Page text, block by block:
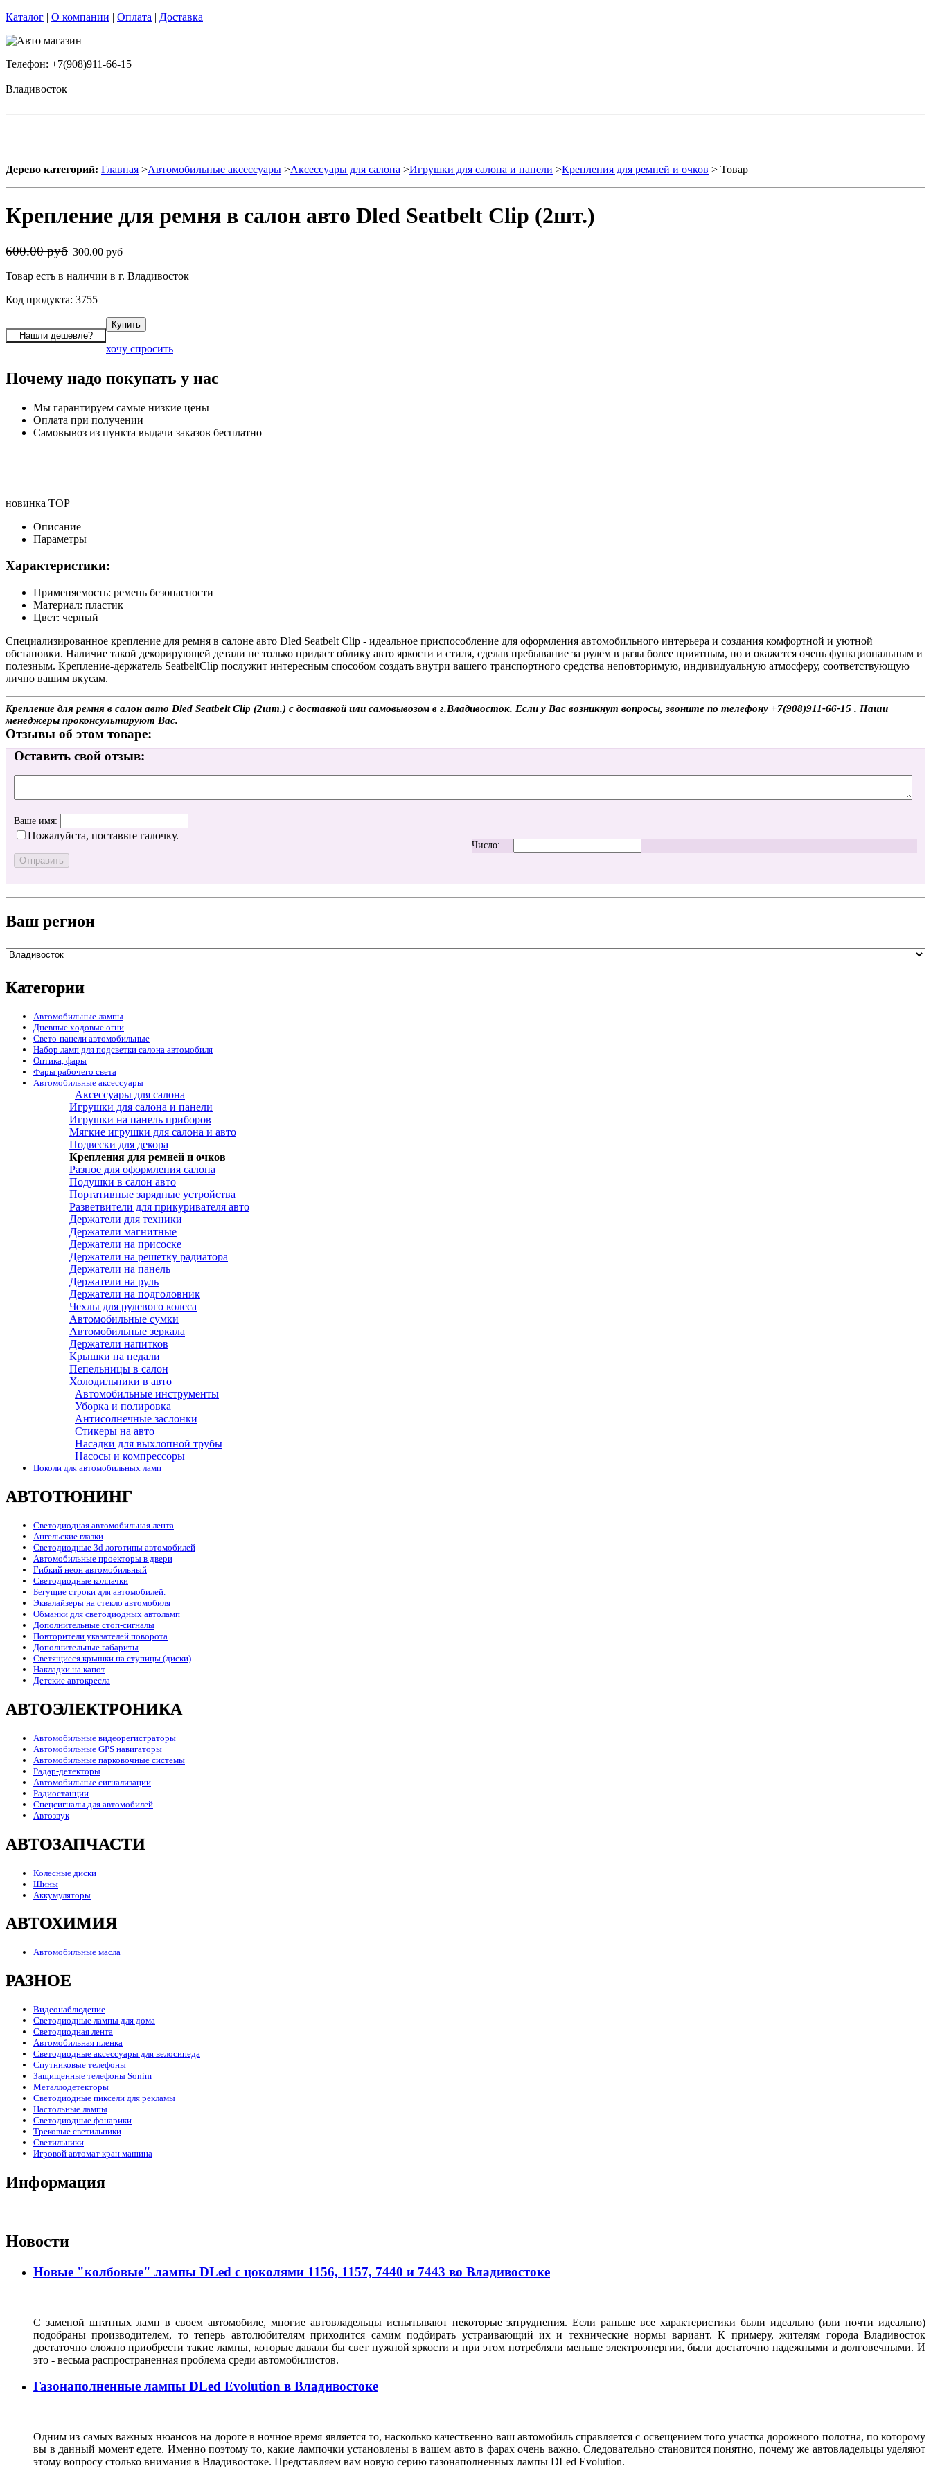
Каталог | О компании | Оплата | Доставка
Телефон: +7(908)911-66-15
Владивосток
Дерево категорий: Главная >Автомобильные аксессуары >Аксессуары для салона >Игрушки для салона и панели >Крепления для ремней и очков > Товар
Крепление для ремня в салон авто Dled Seatbelt Clip (2шт.)
600.00 руб 300.00 руб
Товар есть в наличии в г. Владивосток
Код продукта: 3755
хочу спросить
Почему надо покупать у нас
Мы гарантируем самые низкие цены
Оплата при получении
Самовывоз из пункта выдачи заказов бесплатно
новинка TOP
Описание
Параметры
Характеристики:
Применяемость: ремень безопасности
Материал: пластик
Цвет: черный
Специализированное крепление для ремня в салоне авто Dled Seatbelt Clip - идеальное приспособление для оформления автомобильного интерьера и создания комфортной и уютной
обстановки. Наличие такой декорирующей детали не только придаст облику авто яркости и стиля, сделав пребывание за рулем в разы более приятным, но и окажется очень функциональным и
полезным. Крепление-держатель SeatbeltClip послужит интересным способом создать внутри вашего транспортного средства неповторимую, индивидуальную атмосферу, соответствующую
лично вашим вкусам.
Крепление для ремня в салон авто Dled Seatbelt Clip (2шт.) с доставкой или самовывозом в г.Владивосток. Если у Вас возникнут вопросы, звоните по телефону +7(908)911-66-15 . Наши
менеджеры проконсультируют Вас.
Отзывы об этом товаре:
Оставить свой отзыв:
Ваше имя:
Пожалуйста, поставьте галочку.
Число:
Ваш регион
Категории
Автомобильные лампы
Дневные ходовые огни
Свето-панели автомобильные
Набор ламп для подсветки салона автомобиля
Оптика, фары
Фары рабочего света
Автомобильные аксессуары
Аксессуары для салона
Игрушки для салона и панели
Игрушки на панель приборов
Мягкие игрушки для салона и авто
Подвески для декора
Крепления для ремней и очков
Разное для оформления салона
Подушки в салон авто
Портативные зарядные устройства
Разветвители для прикуривателя авто
Держатели для техники
Держатели магнитные
Держатели на присоске
Держатели на решетку радиатора
Держатели на панель
Держатели на руль
Держатели на подголовник
Чехлы для рулевого колеса
Автомобильные сумки
Автомобильные зеркала
Держатели напитков
Крышки на педали
Пепельницы в салон
Холодильники в авто
Автомобильные инструменты
Уборка и полировка
Антисолнечные заслонки
Стикеры на авто
Насадки для выхлопной трубы
Насосы и компрессоры
Цоколи для автомобильных ламп
АВТОТЮНИНГ
Светодиодная автомобильная лента
Ангельские глазки
Светодиодные 3d логотипы автомобилей
Автомобильные проекторы в двери
Гибкий неон автомобильный
Светодиодные колпачки
Бегущие строки для автомобилей.
Эквалайзеры на стекло автомобиля
Обманки для светодиодных автоламп
Дополнительные стоп-сигналы
Повторители указателей поворота
Дополнительные габариты
Светящиеся крышки на ступицы (диски)
Накладки на капот
Детские автокресла
АВТОЭЛЕКТРОНИКА
Автомобильные видеорегистраторы
Автомобильные GPS навигаторы
Автомобильные парковочные системы
Радар-детекторы
Автомобильные сигнализации
Радиостанции
Спецсигналы для автомобилей
Автозвук
АВТОЗАПЧАСТИ
Колесные диски
Шины
Аккумуляторы
АВТОХИМИЯ
Автомобильные масла
РАЗНОЕ
Видеонаблюдение
Светодиодные лампы для дома
Светодиодная лента
Автомобильная пленка
Светодиодные аксессуары для велосипеда
Спутниковые телефоны
Защищенные телефоны Sonim
Металлодетекторы
Светодиодные пиксели для рекламы
Настольные лампы
Светодиодные фонарики
Трековые светильники
Светильники
Игровой автомат кран машина
Информация
Новости
Новые "колбовые" лампы DLed с цоколями 1156, 1157, 7440 и 7443 во Владивостоке
С заменой штатных ламп в своем автомобиле, многие автовладельцы испытывают некоторые затруднения. Если раньше все характеристики были идеально (или почти идеально)
подобраны производителем, то теперь автолюбителям приходится самим подбирать устраивающий их и технические нормы вариант. К примеру, жителям города Владивосток
достаточно сложно приобрести такие лампы, которые давали бы свет нужной яркости и при этом потребляли меньше электроэнергии, были достаточно надежными и долговечными. И
это - весьма распространенная проблема среди автомобилистов.
Газонаполненные лампы DLed Evolution в Владивостоке
Одним из самых важных нюансов на дороге в ночное время является то, насколько качественно ваш автомобиль справляется с освещением того участка дорожного полотна, по которому
вы в данный момент едете. Именно поэтому то, какие лампочки установлены в вашем авто в фарах очень важно. Следовательно становится понятно, почему же автовладельцы уделяют
этому вопросу столько внимания в Владивостоке. Представляем вам новую серию газонаполненных лампы DLed Evolution.